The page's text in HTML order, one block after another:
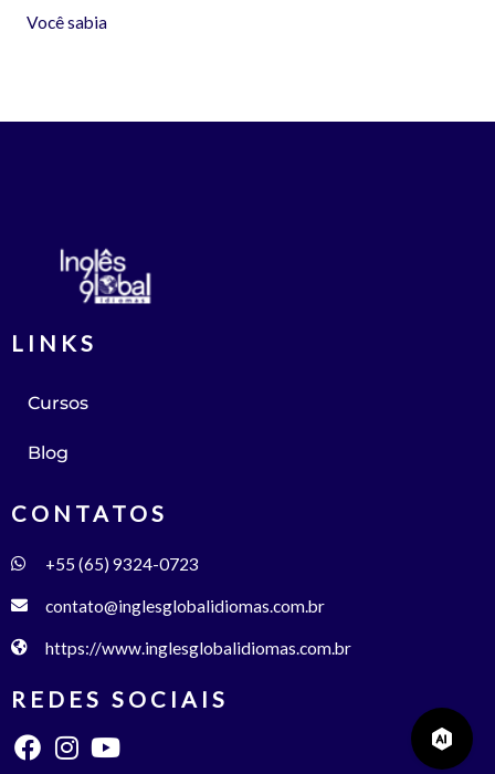
Você sabia
LINKS
Cursos
Blog
CONTATOS
+55 (65) 9324-0723
contato@inglesglobalidiomas.com.br
https://www.inglesglobalidiomas.com.br
REDES SOCIAIS